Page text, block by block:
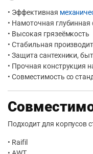
• Эффективная
• Намоточная
• Высокая грязеёмкость
• Стабильная
• Защита сантехники,
• Прочная конструкция
• Совместимость со
Подходит для корпусов
• Raifil